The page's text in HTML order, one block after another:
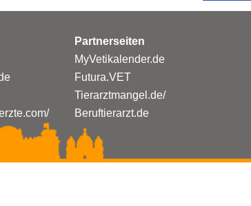
Partnerseiten
MyVetikalender.de
Futura.VET
Tierarztmangel.de/
Beruftierarzt.de